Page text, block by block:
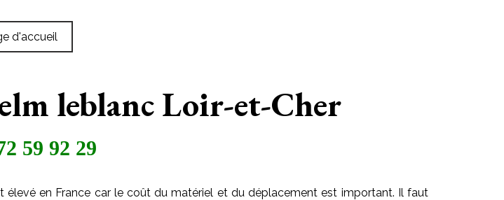
d'accueil
leblanc Loir-et-Cher
59 92 29
en France car le coût du matériel et du déplacement est important. Il faut